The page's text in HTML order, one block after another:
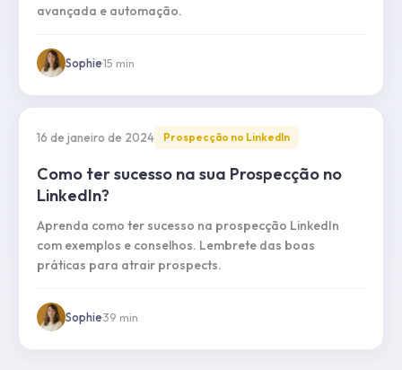
avançada e automação.
Sophie·15 min
16 de janeiro de 2024 Prospecção no LinkedIn
Como ter sucesso na sua Prospecção no
LinkedIn?
Aprenda como ter sucesso na prospecção LinkedIn
com exemplos e conselhos. Lembrete das boas
práticas para atrair prospects.
Sophie·39 min